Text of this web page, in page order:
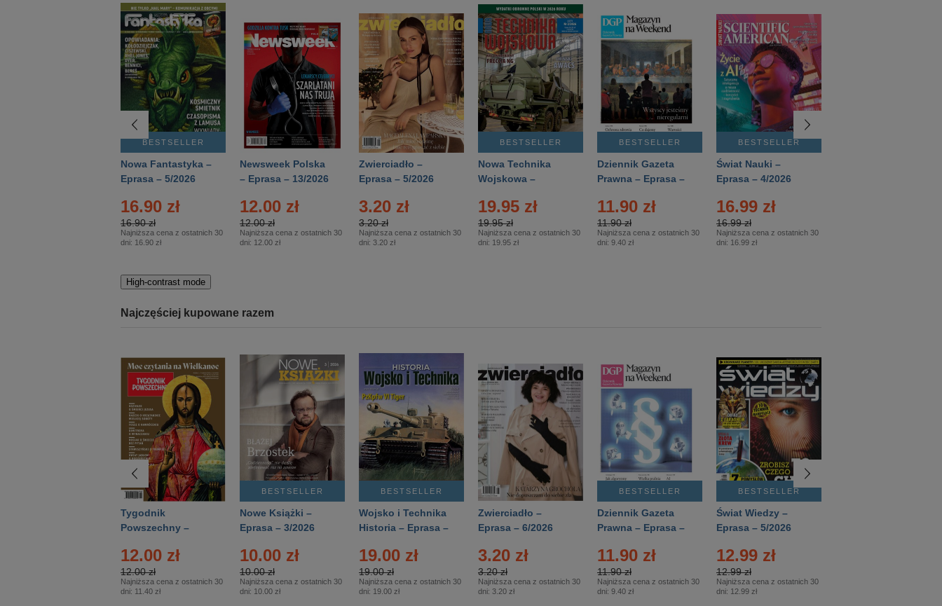
BESTSELLER
Nowa Fantastyka –
Eprasa – 5/2026
16.90 zł
16.90 zł
Najniższa cena z ostatnich 30
dni: 16.90 zł
Newsweek Polska
– Eprasa – 13/2026
12.00 zł
12.00 zł
Najniższa cena z ostatnich 30
dni: 12.00 zł
Zwierciadło –
Eprasa – 5/2026
3.20 zł
3.20 zł
Najniższa cena z ostatnich 30
dni: 3.20 zł
BESTSELLER
Nowa Technika
Wojskowa –
19.95 zł
19.95 zł
Najniższa cena z ostatnich 30
dni: 19.95 zł
BESTSELLER
Dziennik Gazeta
Prawna – Eprasa –
11.90 zł
11.90 zł
Najniższa cena z ostatnich 30
dni: 9.40 zł
BESTSELLER
Świat Nauki –
Eprasa – 4/2026
16.99 zł
16.99 zł
Najniższa cena z ostatnich 30
dni: 16.99 zł
High-contrast mode
Najczęściej kupowane razem
Tygodnik
Powszechny –
12.00 zł
12.00 zł
Najniższa cena z ostatnich 30
dni: 11.40 zł
BESTSELLER
Nowe Książki –
Eprasa – 3/2026
10.00 zł
10.00 zł
Najniższa cena z ostatnich 30
dni: 10.00 zł
BESTSELLER
Wojsko i Technika
Historia – Eprasa –
19.00 zł
19.00 zł
Najniższa cena z ostatnich 30
dni: 19.00 zł
Zwierciadło –
Eprasa – 6/2026
3.20 zł
3.20 zł
Najniższa cena z ostatnich 30
dni: 3.20 zł
BESTSELLER
Dziennik Gazeta
Prawna – Eprasa –
11.90 zł
11.90 zł
Najniższa cena z ostatnich 30
dni: 9.40 zł
BESTSELLER
Świat Wiedzy –
Eprasa – 5/2026
12.99 zł
12.99 zł
Najniższa cena z ostatnich 30
dni: 12.99 zł